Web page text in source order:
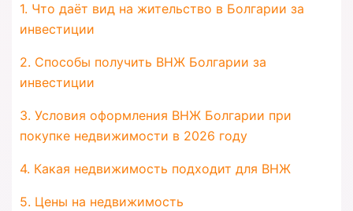
1. Что даёт вид на жительство в Болгарии за
инвестиции
2. Способы получить ВНЖ Болгарии за
инвестиции
3. Условия оформления ВНЖ Болгарии при
покупке недвижимости в 2026 году
4. Какая недвижимость подходит для ВНЖ
5. Цены на недвижимость